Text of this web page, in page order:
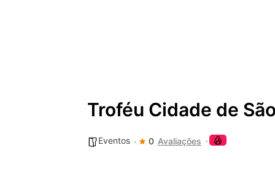
Troféu Cidade de
Eventos 0 Avaliações